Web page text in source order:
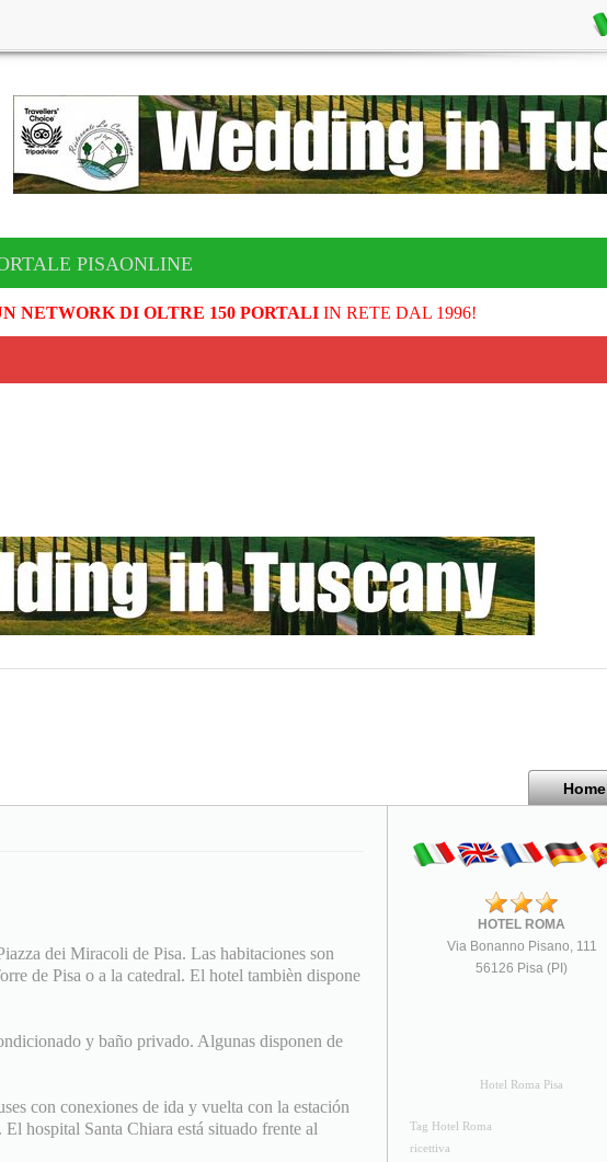
PISAONLINE
NETWORK DI OLTRE 150 PORTALIIN RETE DAL 1996!
Home
dei Miracoli de Pisa. Las habitaciones son
de Pisa o a la catedral. El hotel tambièn dispone
y baño privado. Algunas disponen de
con conexiones de ida y vuelta con la estación
hospital Santa Chiara está situado frente al
HOTEL ROMA
Via Bonanno Pisano, 111
56126 Pisa (PI)
Hotel Roma Pisa
Tag Hotel Roma
ricettiva